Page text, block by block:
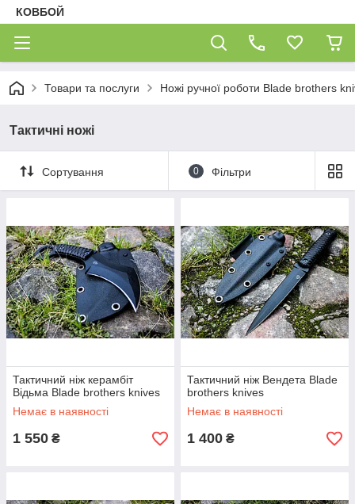
КОВБОЙ
Товари та послуги Ножі ручної роботи Blade brothers
Тактичні ножі
Сортування 0 Фільтри
Тактичний ніж керамбіт
Відьма Blade brothers knives
Немає в наявності
1 550 ₴
Тактичний ніж Вендета Blade
brothers knives
Немає в наявності
1 400 ₴